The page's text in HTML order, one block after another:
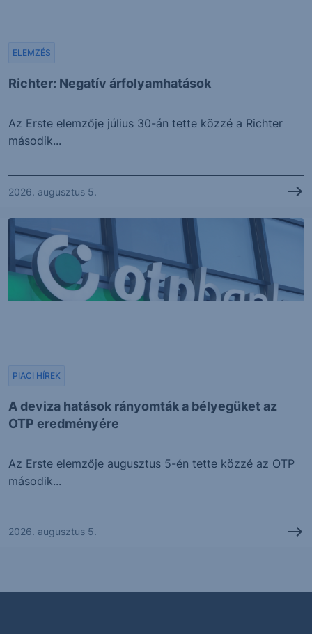
Richter: Negatív árfolyamhatások
ELEMZÉS
Az Erste elemzője július 30-án tette közzé a Richter
második...
2026. augusztus 5.
A deviza hatások rányomták a bélyegüket az
OTP eredményére
PIACI HÍREK
Az Erste elemzője augusztus 5-én tette közzé az OTP
második...
2026. augusztus 5.